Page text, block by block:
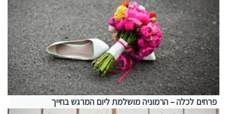
פרחים לכלה – הרמוניה מושלמת ליום המרגש בחייך